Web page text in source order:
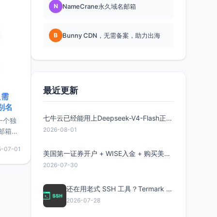
名
个独
箱等
较有
惠的
07-01
N NameCrane永久域名邮箱
B Bunny CDN，无需备案，助力出海
最近更新
七牛云已经能用上Deepseek-V4-Flash正式版了，点此领取300万Token
2026-08-01
美国第一证券开户 + WISE入金 + 购买美股全流程分享
2026-07-30
还在用老式 SSH 工具？Termark 新一代跨平台智能SSH客户端了解一下
2026-07-28